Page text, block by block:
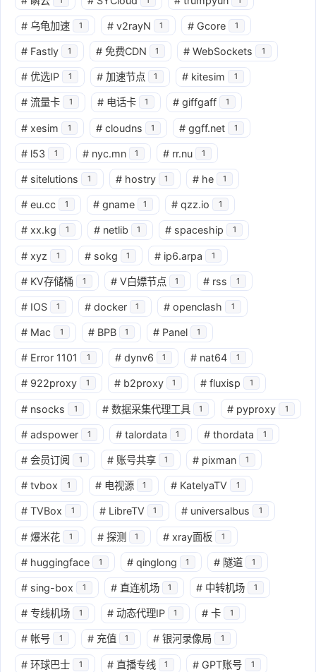
# 乌龟加速 1 # v2rayN 1 # Gcore 1
# Fastly 1 # 免费CDN 1 # WebSockets 1
# 优选IP 1 # 加速节点 1 # kitesim 1
# 流量卡 1 # 电话卡 1 # giffgaff 1
# xesim 1 # cloudns 1 # ggff.net 1
# l53 1 # nyc.mn 1 # rr.nu 1
# sitelutions 1 # hostry 1 # he 1
# eu.cc 1 # gname 1 # qzz.io 1
# xx.kg 1 # netlib 1 # spaceship 1
# xyz 1 # sokg 1 # ip6.arpa 1
# KV存储桶 1 # V白嫖节点 1 # rss 1
# IOS 1 # docker 1 # openclash 1
# Mac 1 # BPB 1 # Panel 1
# Error 1101 1 # dynv6 1 # nat64 1
# 922proxy 1 # b2proxy 1 # fluxisp 1
# nsocks 1 # 数据采集代理工具 1 # pyproxy 1
# adspower 1 # talordata 1 # thordata 1
# 会员订阅 1 # 账号共享 1 # pixman 1
# tvbox 1 # 电视源 1 # KatelyaTV 1
# TVBox 1 # LibreTV 1 # universalbus 1
# 爆米花 1 # 探测 1 # xray面板 1
# huggingface 1 # qinglong 1 # 隧道 1
# sing-box 1 # 直连机场 1 # 中转机场 1
# 专线机场 1 # 动态代理IP 1 # 卡 1
# 帐号 1 # 充值 1 # 银河录像局 1
# 环球巴士 1 # 直播专线 1 # GPT账号 1